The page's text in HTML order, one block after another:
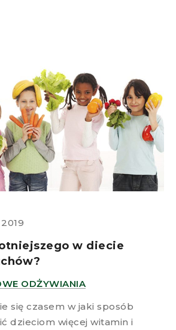
w diecie
ODŻYWIANIA
się czasem w jaki sposób
dzieciom więcej witamin i